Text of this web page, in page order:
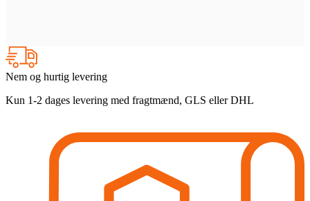
Nem og hurtig levering
Kun 1-2 dages levering med fragtmænd, GLS eller DHL